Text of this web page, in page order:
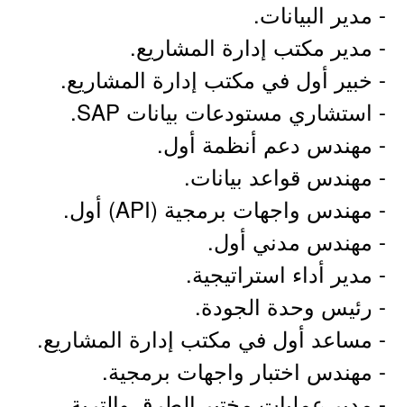
- مدير البيانات.
- مدير مكتب إدارة المشاريع.
- خبير أول في مكتب إدارة المشاريع.
- استشاري مستودعات بيانات SAP.
- مهندس دعم أنظمة أول.
- مهندس قواعد بيانات.
- مهندس واجهات برمجية (API) أول.
- مهندس مدني أول.
- مدير أداء استراتيجية.
- رئيس وحدة الجودة.
- مساعد أول في مكتب إدارة المشاريع.
- مهندس اختبار واجهات برمجية.